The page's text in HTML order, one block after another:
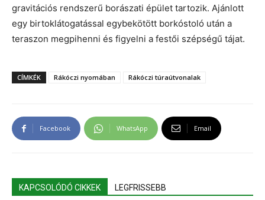
gravitációs rendszerű borászati épület tartozik. Ajánlott
egy birtoklátogatással egybekötött borkóstoló után a
teraszon megpihenni és figyelni a festői szépségű tájat.
CÍMKÉK Rákóczi nyomában Rákóczi túraútvonalak
Facebook WhatsApp Email
KAPCSOLÓDÓ CIKKEK LEGFRISSEBB